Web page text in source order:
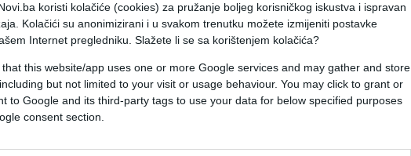
koristi kolačiće (cookies) za pružanje boljeg korisničkog iskustva i ispravan
Kolačići su anonimizirani i u svakom trenutku možete izmijeniti postavke
Internet pregledniku. Slažete li se sa korištenjem kolačića?
that this website/app uses one or more Google services and may gather and store
but not limited to your visit or usage behaviour. You may click to grant or
to Google and its third-party tags to use your data for below specified purposes
consent section.